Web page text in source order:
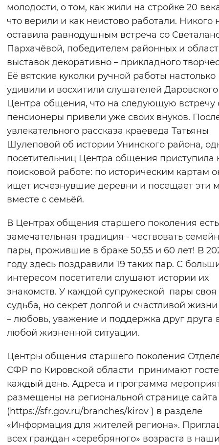
молодости, о том, как жили на стройке 20
что верили и как неистово работали. Никого
оставила равнодушным встреча со
Пархачёвой, победителем районных и
выставок декоративно – прикладного
Её вятские куколки ручной работы настолько
удивили и восхитили слушателей Даровского
Центра общения, что на следующую встречу
пенсионеры привели уже своих внуков.
увлекательного рассказа краеведа Татьяны
Шулеповой об истории Унинского района,
посетительниц Центра общения приступила
поисковой работе: по историческим картам
ищет исчезнувшие деревни и посещает эти
вместе с семьёй.
В Центрах общения старшего поколения есть
замечательная традиция - чествовать
пары, прожившие в браке 50,55 и 60 лет! В
году здесь поздравили 19 таких пар. С
интересом посетители слушают истории их
знакомств. У каждой супружеской пары своя
судьба, но секрет долгой и счастливой
– любовь, уважение и поддержка друг друга
любой жизненной ситуации.
Центры общения старшего поколения
СФР по Кировской области принимают
каждый день. Адреса и программа
размещены на региональной странице
(https://sfr.gov.ru/branches/kirov ) в разделе
«Информация для жителей региона».
всех граждан «серебряного» возраста в